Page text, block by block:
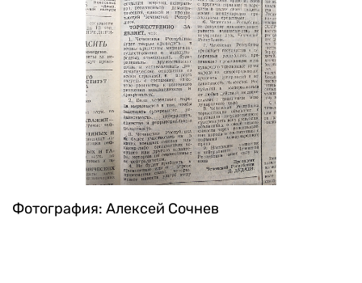
Фотография: Алексей Сочнев